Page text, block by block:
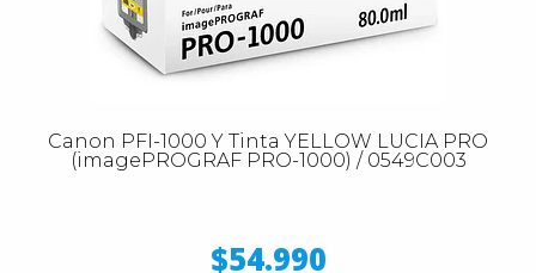
Canon PFI-1000 Y Tinta YELLOW LUCIA PRO
(imagePROGRAF PRO-1000) / 0549C003
$54.990